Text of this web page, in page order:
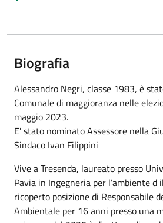
Biografia
Alessandro Negri, classe 1983, è
Comunale di maggioranza nelle
maggio 2023.
E' stato nominato Assessore nella
Sindaco Ivan Filippini
Vive a Tresenda, laureato presso
Pavia in Ingegneria per l’ambiente
ricoperto posizione di Responsabile
Ambientale per 16 anni presso una